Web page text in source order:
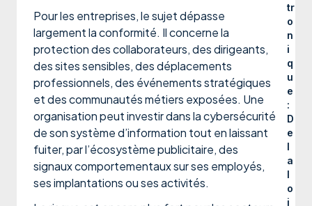
Pour les entreprises, le sujet dépasse
largement la conformité. Il concerne la
protection des collaborateurs, des dirigeants,
des sites sensibles, des déplacements
professionnels, des événements stratégiques
et des communautés métiers exposées. Une
organisation peut investir dans la cybersécurité
de son système d’information tout en laissant
fuiter, par l’écosystème publicitaire, des
signaux comportementaux sur ses employés,
ses implantations ou ses activités.
tr
o
n
i
q
u
e
:
D
e
l
a
l
o
i